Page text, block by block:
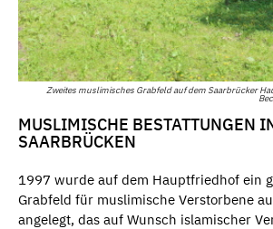
Zweites muslimisches Grabfeld auf dem Saarbrücker
MUSLIMISCHE BESTATTUNGEN
SAARBRÜCKEN
1997 wurde auf dem Hauptfriedhof ein
Grabfeld für muslimische Verstorbene
angelegt, das auf Wunsch islamischer